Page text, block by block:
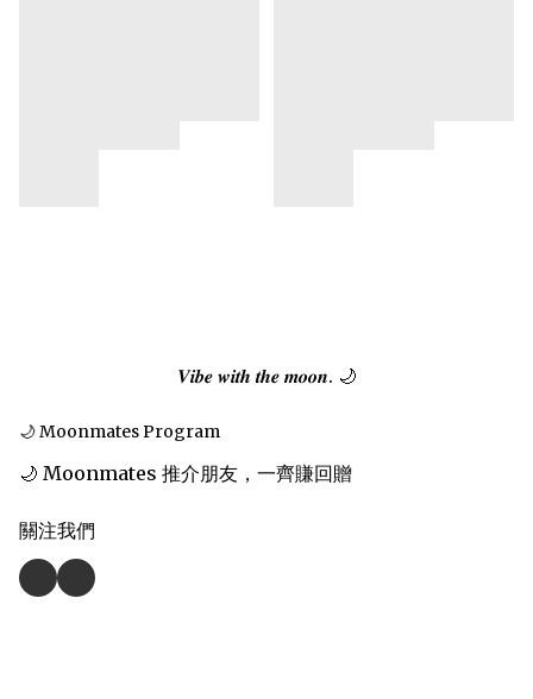
𝑽𝒊𝒃𝒆 𝒘𝒊𝒕𝒉 𝒕𝒉𝒆 𝒎𝒐𝒐𝒏. 🌙
🌙 Moonmates Program
🌙 Moonmates 推介朋友，一齊賺回贈
關注我們